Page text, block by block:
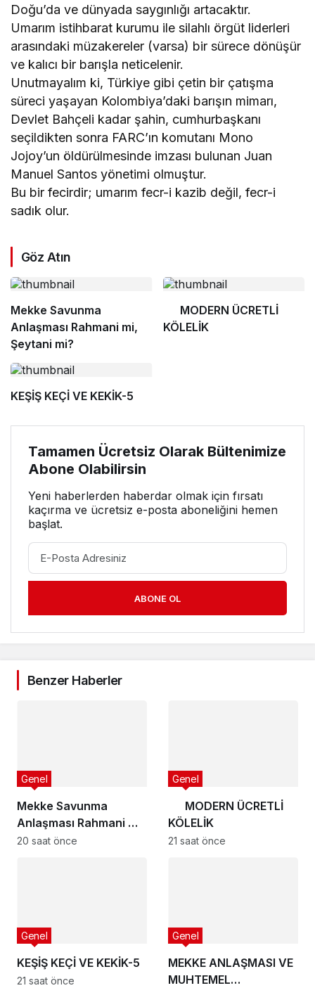
Doğu’da ve dünyada saygınlığı artacaktır.
Umarım istihbarat kurumu ile silahlı örgüt liderleri
arasındaki müzakereler (varsa) bir sürece dönüşür
ve kalıcı bir barışla neticelenir.
Unutmayalım ki, Türkiye gibi çetin bir çatışma
süreci yaşayan Kolombiya’daki barışın mimarı,
Devlet Bahçeli kadar şahin, cumhurbaşkanı
seçildikten sonra FARC’ın komutanı Mono
Jojoy’un öldürülmesinde imzası bulunan Juan
Manuel Santos yönetimi olmuştur.
Bu bir fecirdir; umarım fecr-i kazib değil, fecr-i
sadık olur.
Göz Atın
Mekke Savunma
Anlaşması Rahmani mi,
Şeytani mi?
MODERN ÜCRETLİ
KÖLELİK
KEŞİŞ KEÇİ VE KEKİK-5
Tamamen Ücretsiz Olarak Bültenimize
Abone Olabilirsin
Yeni haberlerden haberdar olmak için fırsatı
kaçırma ve ücretsiz e-posta aboneliğini hemen
başlat.
ABONE OL
Benzer Haberler
Mekke Savunma
Anlaşması Rahmani mi,
Şeytani mi?
Genel
20 saat önce
MODERN ÜCRETLİ
KÖLELİK
Genel
21 saat önce
KEŞİŞ KEÇİ VE KEKİK-5
Genel
21 saat önce
MEKKE ANLAŞMASI VE
MUHTEMEL
Genel